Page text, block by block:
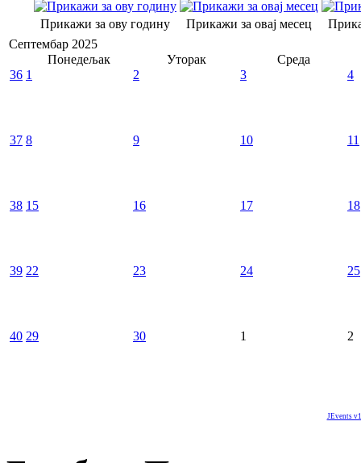
Прикажи за ову годину Прикажи за овај месец
Септембар 2025
Понедељак
Уторак
Среда
36 1 2 3 4
37 8 9 10 11
38 15 16 17 18
39 22 23 24 25
40 29 30 1 2
JEvents